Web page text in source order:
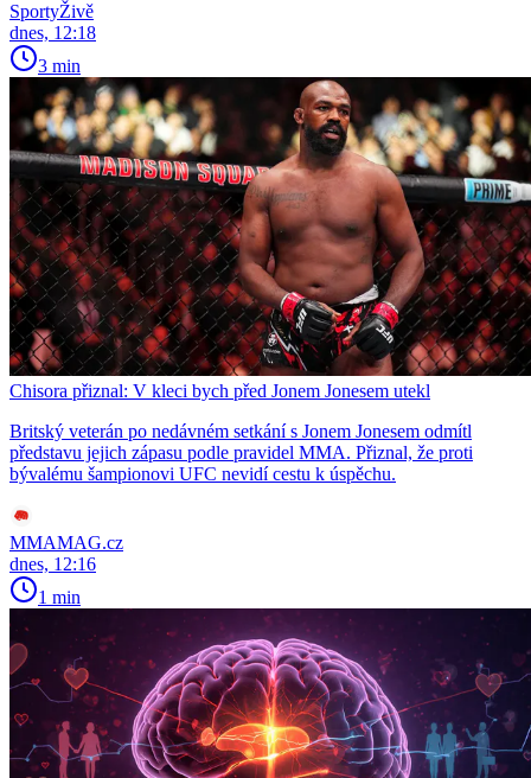
SportyŽivě
dnes, 12:18
3 min
Chisora přiznal: V kleci bych před Jonem Jonesem utekl
Britský veterán po nedávném setkání s Jonem Jonesem odmítl
představu jejich zápasu podle pravidel MMA. Přiznal, že proti
bývalému šampionovi UFC nevidí cestu k úspěchu.
MMAMAG.cz
dnes, 12:16
1 min